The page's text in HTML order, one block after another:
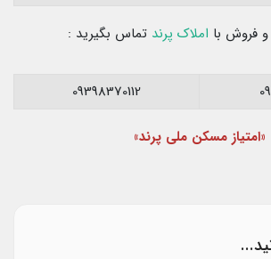
فروش با املاک پرند تماس بگیرید :
09398370112
«امتیاز مسکن ملی پرند»